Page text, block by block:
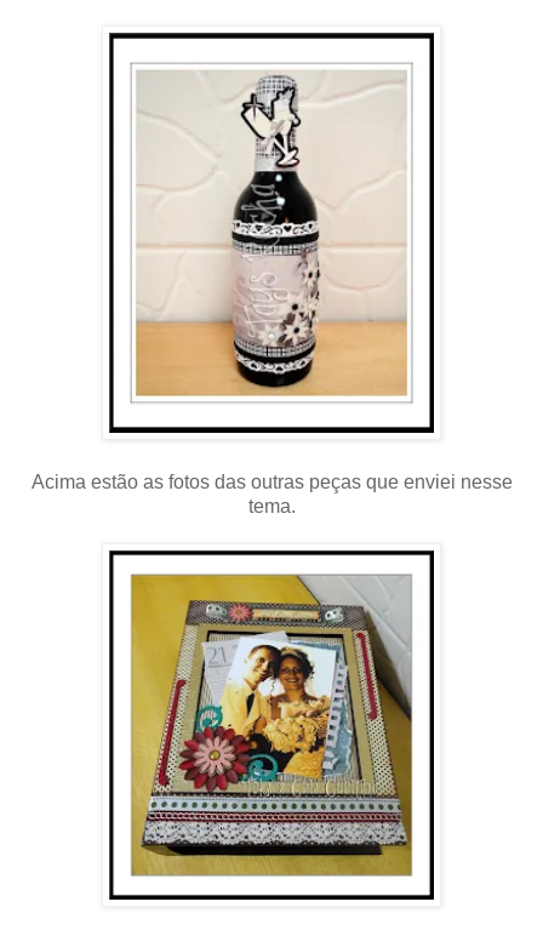
Acima estão as fotos das outras peças que enviei nesse
tema.